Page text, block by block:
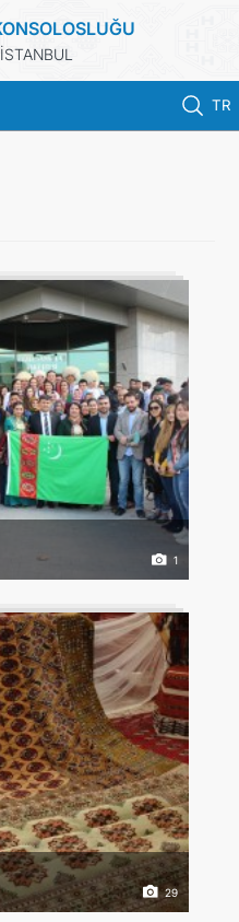
TR
SISTEMI
IŞLEMLERI
1
29